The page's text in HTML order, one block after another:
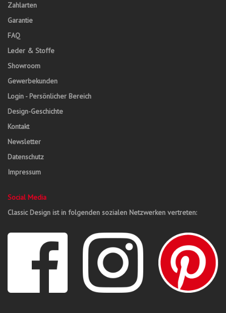
Zahlarten
Garantie
FAQ
Leder & Stoffe
Showroom
Gewerbekunden
Login - Persönlicher Bereich
Design-Geschichte
Kontakt
Newsletter
Datenschutz
Impressum
Social Media
Classic Design ist in folgenden sozialen Netzwerken vertreten: